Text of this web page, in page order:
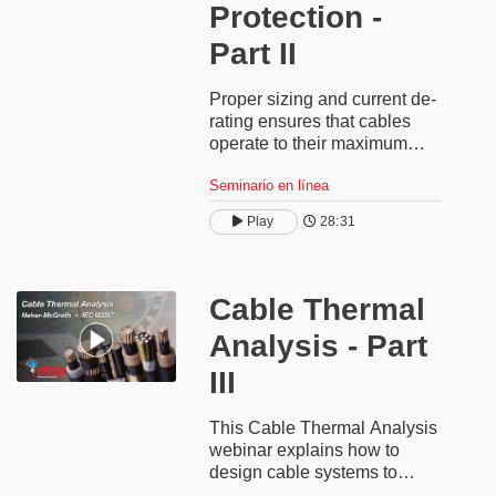
Protection -
Part II
Proper sizing and current de-
rating ensures that cables
operate to their maximum
secure and reliable
operation. This webinar
covers cable sizing, current
based on IEC and British
standards.
Seminario en línea
Play 28:31
Cable Thermal
Analysis - Part
III
This Cable Thermal Analysis
webinar explains how to
design cable systems to